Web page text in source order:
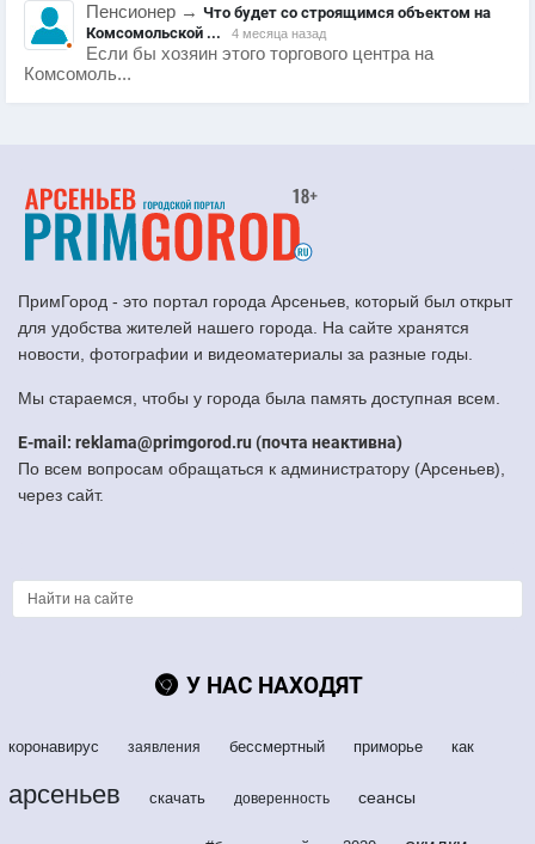
Пенсионер → Что будет со строящимся объектом на
Комсомольской ...
4 месяца назад
Если бы хозяин этого торгового центра на
Комсомоль...
ПримГород - это портал города Арсеньев, который был открыт
для удобства жителей нашего города. На сайте хранятся
новости, фотографии и видеоматериалы за разные годы.
Мы стараемся, чтобы у города была память доступная всем.
E-mail: reklama@primgorod.ru (почта неактивна)
По всем вопросам обращаться к администратору (Арсеньев),
через сайт.
У НАС НАХОДЯТ
коронавирус заявления бессмертный приморье как
арсеньев скачать доверенность сеансы